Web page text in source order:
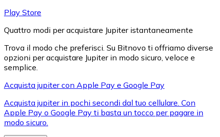
XRP
XRP
Play Store
Quattro modi per acquistare Jupiter istantaneamente
Trova il modo che preferisci. Su Bitnovo ti offriamo diverse
opzioni per acquistare Jupiter in modo sicuro, veloce e
semplice.
Acquista jupiter con Apple Pay e Google Pay
Acquista jupiter in pochi secondi dal tuo cellulare. Con
Apple Pay o Google Pay ti basta un tocco per pagare in
modo sicuro.